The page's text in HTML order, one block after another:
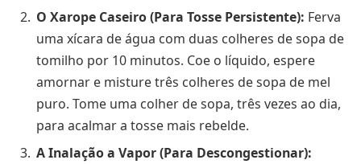
O Xarope Caseiro (Para Tosse Persistente): Ferva
uma xícara de água com duas colheres de sopa de
tomilho por 10 minutos. Coe o líquido, espere
amornar e misture três colheres de sopa de mel
puro. Tome uma colher de sopa, três vezes ao dia,
para acalmar a tosse mais rebelde.
A Inalação a Vapor (Para Descongestionar):